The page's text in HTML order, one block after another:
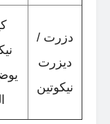
دزرت /
ديزرت
نيكوتين